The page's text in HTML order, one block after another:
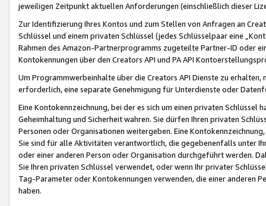
jeweiligen Zeitpunkt aktuellen Anforderungen (einschließlich dieser
Zur Identifizierung Ihres Kontos und zum Stellen von Anfragen an
Schlüssel und einem privaten Schlüssel (jedes Schlüsselpaar eine
Rahmen des Amazon-Partnerprogramms zugeteilte Partner-ID oder
Kontokennungen über den Creators API und PA API
Um Programmwerbeinhalte über die Creators API Dienste zu
erforderlich, eine separate Genehmigung für Unterdienste oder
Eine Kontokennzeichnung, bei der es sich um einen privaten
Geheimhaltung und Sicherheit wahren. Sie dürfen Ihren privaten
Personen oder Organisationen weitergeben. Eine
Sie sind für alle Aktivitäten verantwortlich, die gegebenenfalls unter
oder einer anderen Person oder Organisation durchgeführt werden.
Sie Ihren privaten Schlüssel verwendet, oder wenn Ihr privater
Tag-Parameter oder Kontokennungen verwenden, die einer anderen
haben.